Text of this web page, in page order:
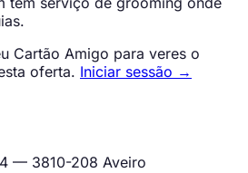
Cartão Amigo para veres o
oferta. Iniciar sessão →
— 3810-208 Aveiro